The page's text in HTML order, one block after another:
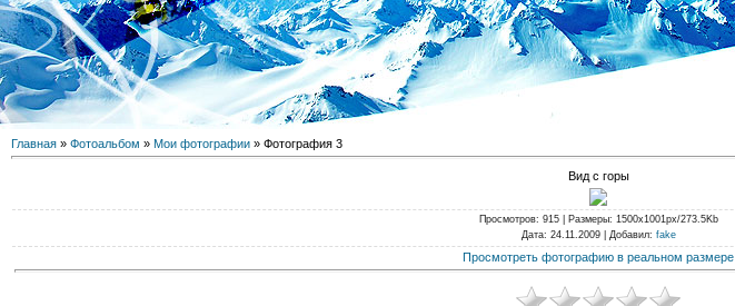
Главная » Фотоальбом » Мои фотографии » Фотография 3
Вид с горы
Просмотров: 915 | Размеры: 1500x1001px/273.5Kb
Дата: 24.11.2009 | Добавил: fake
Просмотреть фотографию в реальном размере